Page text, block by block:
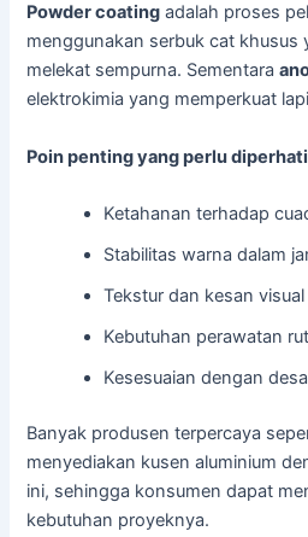
Powder coating adalah proses
menggunakan serbuk cat khusus
melekat sempurna. Sementara
elektrokimia yang memperkuat
Poin penting yang perlu
Ketahanan terhadap
Stabilitas warna dalam
Tekstur dan kesan visual
Kebutuhan perawatan
Kesesuaian dengan
Banyak produsen terpercaya
menyediakan kusen aluminium
ini, sehingga konsumen dapat
kebutuhan proyeknya.